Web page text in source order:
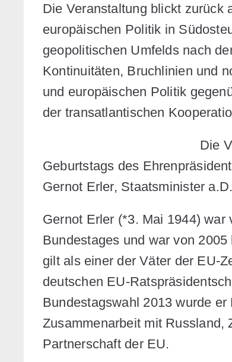
Die Veranstaltung blickt zurück
europäischen Politik in
geopolitischen Umfelds nach
Kontinuitäten, Bruchlinien und
und europäischen Politik
der transatlantischen
Die
Geburtstags des
Gernot Erler, Staatsminister a.D.
Gernot Erler (*3. Mai 1944)
Bundestages und war von
gilt als einer der Väter der EU-
deutschen EU-
Bundestagswahl 2013 wurde
Zusammenarbeit mit Russland,
Partnerschaft der EU.